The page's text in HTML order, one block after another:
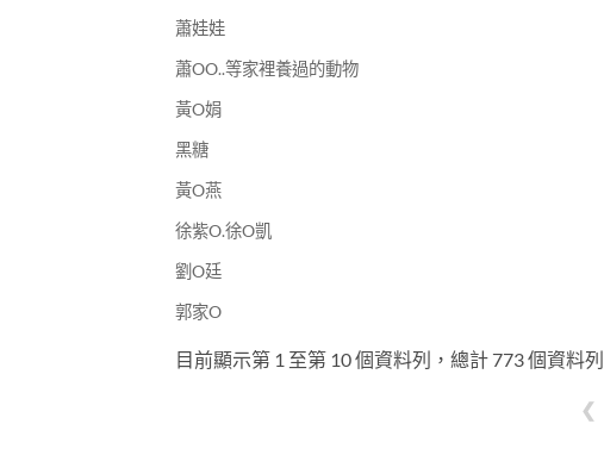
蕭娃娃
蕭OO..等家裡養過的動物
黃O娟
黑糖
黃O燕
徐紫O.徐O凱
劉O廷
郭家O
目前顯示第 1 至第 10 個資料列，總計 773 個資料列
❮